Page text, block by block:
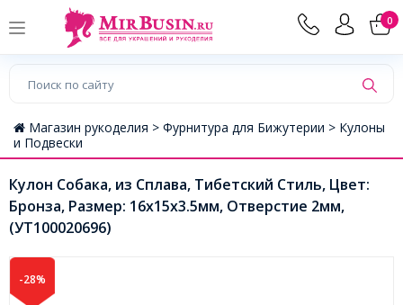
0
Магазин рукоделия > Фурнитура для Бижутерии > Кулоны
и Подвески
Кулон Собака, из Сплава, Тибетский Стиль, Цвет:
Бронза, Размер: 16х15х3.5мм, Отверстие 2мм,
(УТ100020696)
-28%